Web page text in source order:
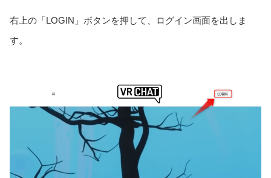
右上の「LOGIN」ボタンを押して、ログイン画面を出しま
す。